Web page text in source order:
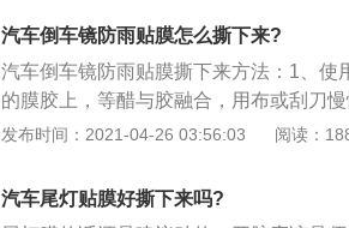
切割汽车玻璃的过程中去胶。
汽车倒车镜防雨贴膜怎么撕下来?
汽车倒车镜防雨贴膜撕下来方法：1、使
的膜胶上，等醋与胶融合，用布或刮刀
香蕉水去除，但效果不是很好；3、风油
水上，胶水就会软化，用刀慢慢刮掉；5
隔热清洗剂喷洒在要去除的胶水上，胶
发布时间：2021-04-26 03:56:03 阅读：
汽车尾灯贴膜好撕下来吗?